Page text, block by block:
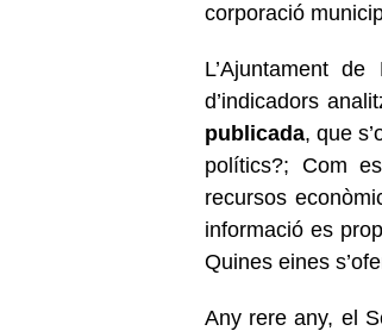
corporació
L’Ajuntament
d’indicadors
publicada, que
polítics?; Com
recursos
informació es
Quines eines
Any rere any, el